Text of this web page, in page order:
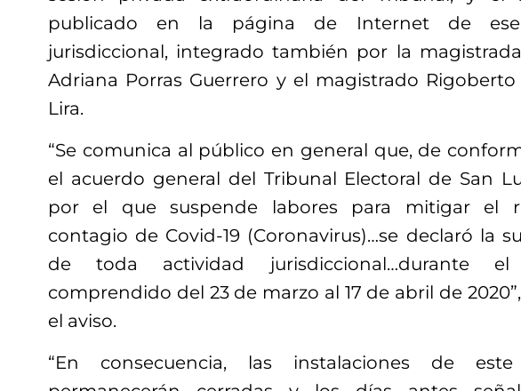
publicado en la página de Internet de
jurisdiccional, integrado también por la
Adriana Porras Guerrero y el magistrado Rigoberto
Lira.
“Se comunica al público en general que, de
el acuerdo general del Tribunal Electoral de San
por el que suspende labores para mitigar el
contagio de Covid-19 (Coronavirus)…se declaró la
de toda actividad jurisdiccional…durante el
comprendido del 23 de marzo al 17 de abril de
el aviso.
“En consecuencia, las instalaciones de